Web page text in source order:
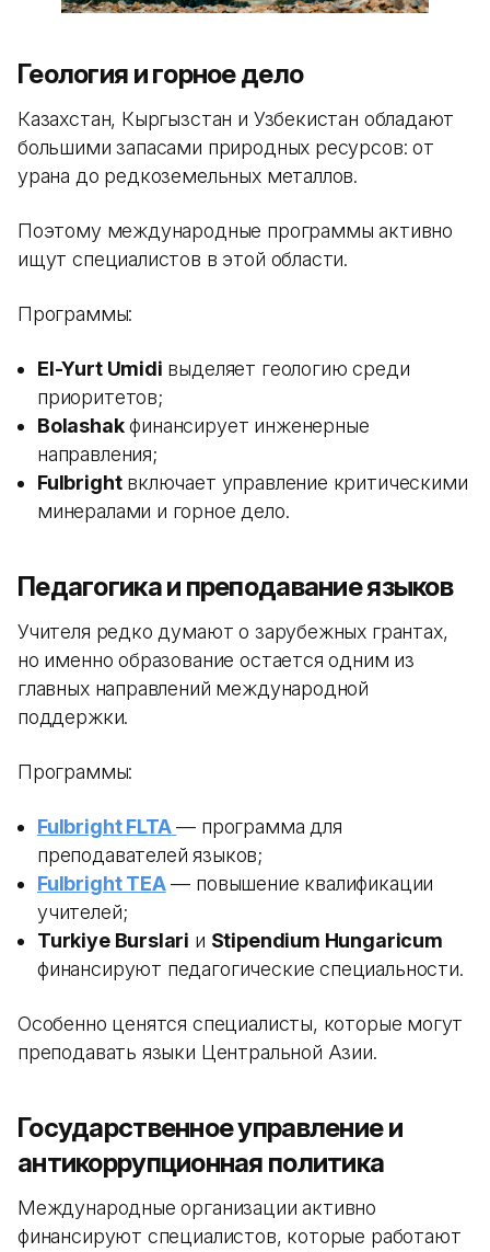
Геология и горное дело
Казахстан, Кыргызстан и Узбекистан обладают
большими запасами природных ресурсов: от
урана до редкоземельных металлов.
Поэтому международные программы активно
ищут специалистов в этой области.
Программы:
El-Yurt Umidi выделяет геологию среди
приоритетов;
Bolashakфинансирует инженерные
направления;
Fulbrightвключает управление критическими
минералами и горное дело.
Педагогика и преподавание языков
Учителя редко думают о зарубежных грантах,
но именно образование остается одним из
главных направлений международной
поддержки.
Программы:
Fulbright FLTA — программа для
преподавателей языков;
Fulbright TEA— повышение квалификации
учителей;
Turkiye Burslari и Stipendium Hungaricum
финансируют педагогические специальности.
Особенно ценятся специалисты, которые могут
преподавать языки Центральной Азии.
Государственное управление и
антикоррупционная политика
Международные организации активно
финансируют специалистов, которые работают